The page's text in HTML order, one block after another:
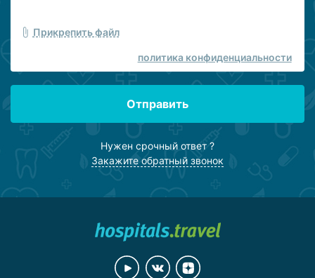
Прикрепить файл
политика конфиденциальности
Отправить
Нужен срочный ответ ?
Закажите обратный звонок